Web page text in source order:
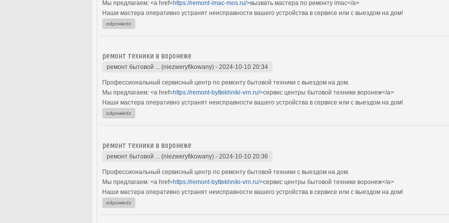
Мы предлагаем: <a href=https://remont-imac-mos.ru/>вызвать мастера по ремонту imac</a>
Наши мастера оперативно устранят неисправности вашего устройства в сервисе или с выездом на дом!
odpowiedz
ремонт техники в воронеже
ремонт бытовой ... (niezweryfikowany) - 2024-10-10 20:34
Профессиональный сервисный центр по ремонту бытовой техники с выездом на дом.
Мы предлагаем: <a href=https://remont-byttekhniki-vrn.ru/>сервис центры бытовой техники воронеж</a>
Наши мастера оперативно устранят неисправности вашего устройства в сервисе или с выездом на дом!
odpowiedz
ремонт техники в воронеже
ремонт бытовой ... (niezweryfikowany) - 2024-10-10 20:36
Профессиональный сервисный центр по ремонту бытовой техники с выездом на дом.
Мы предлагаем: <a href=https://remont-byttekhniki-vrn.ru/>сервис центры бытовой техники воронеж</a>
Наши мастера оперативно устранят неисправности вашего устройства в сервисе или с выездом на дом!
odpowiedz